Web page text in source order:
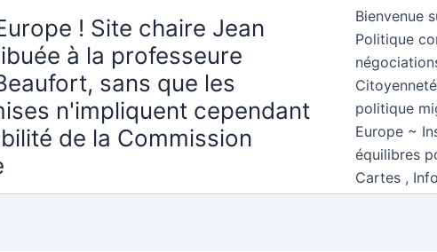
! Site chaire Jean
à la professeure
sans que les
n'impliquent cependant
de la Commission
Bienvenue
Politique
politique
Europe ~
équilibres
Cartes ,